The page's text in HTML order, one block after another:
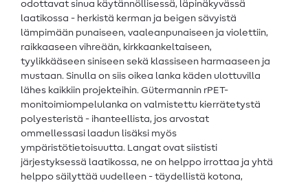
odottavat sinua käytännöllisessä, läpinäkyvässä
laatikossa - herkistä kerman ja beigen sävyistä
lämpimään punaiseen, vaaleanpunaiseen ja violettiin,
raikkaaseen vihreään, kirkkaankeltaiseen,
tyylikkääseen siniseen sekä klassiseen harmaaseen ja
mustaan. Sinulla on siis oikea lanka käden ulottuvilla
lähes kaikkiin projekteihin. Gütermannin rPET-
monitoimiompelulanka on valmistettu kierrätetystä
polyesteristä - ihanteellista, jos arvostat
ommellessasi laadun lisäksi myös
ympäristötietoisuutta. Langat ovat siististi
järjestyksessä laatikossa, ne on helppo irrottaa ja yhtä
helppo säilyttää uudelleen - täydellistä kotona,